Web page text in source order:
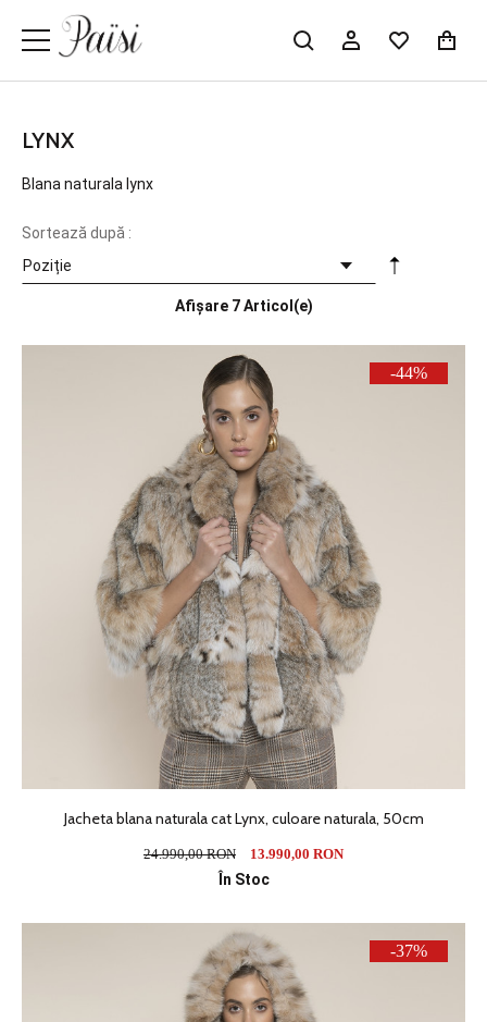
LYNX
Blana naturala lynx
Sortează după :
Afișare 7 Articol(e)
-44%
Jacheta blana naturala cat Lynx, culoare naturala, 50cm
24.990,00 RON 13.990,00 RON
În Stoc
-37%